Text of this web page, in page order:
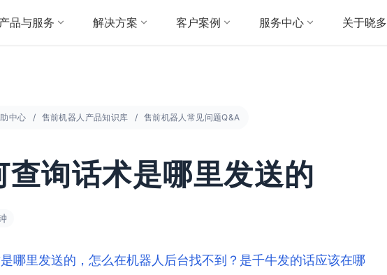
产品与服务 解决方案 客户案例 服务中心 关于晓多
中心 售前机器人产品知识库 售前机器人常见问题Q&A
查询话术是哪里发送的
哪里发送的，怎么在机器人后台找不到？是千牛发的话应该在哪